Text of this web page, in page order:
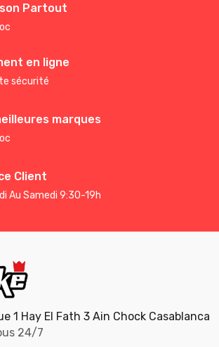
Partout
en ligne
sécurité
marques
Client
Au Samedi 9:30-19h
1 Hay El Fath 3 Ain Chock Casablanca
24/7